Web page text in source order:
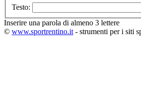
Testo:
Inserire una parola di almeno 3 lettere
© www.sportrentino.it - strumenti per i siti